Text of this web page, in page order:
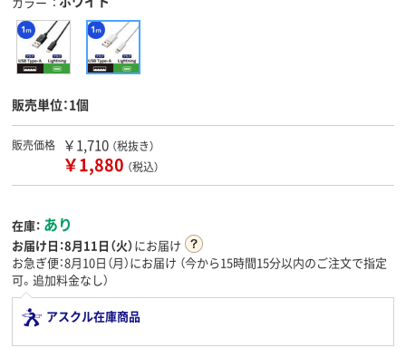
販売単位：1個
販売価格 ￥1,710 （税抜き）
￥1,880 （税込）
在庫： あり
お届け日：8月11日（火）にお届け
お急ぎ便：8月10日（月）にお届け （今から15時間15分以内のご注文で指定
可。追加料金なし）
アスクル在庫商品